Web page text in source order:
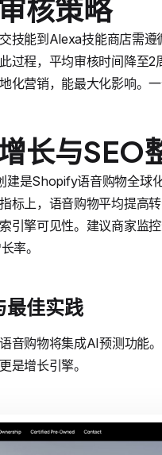
核策略
技能到Alexa技能商店需
过程，平均审核时间降至
化营销，能最大化影响。
长与SEO
建是Shopify语音购物全球
标上，语音购物平均提高
引擎可见性。建议商家监
率。
最佳实践
音购物将集成AI预测功能
是增长引擎。